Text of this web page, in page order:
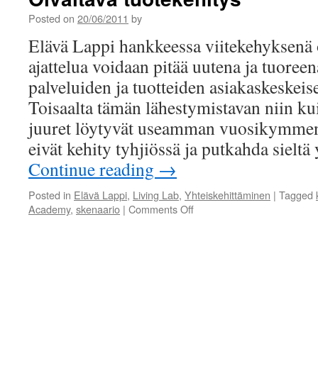
Posted on 20/06/2011 by
Elävä Lappi hankkeessa
ajattelua voidaan pitää uutena ja
palveluiden ja tuotteiden
Toisaalta tämän lähestymistavan niin
juuret löytyvät useamman
eivät kehity tyhjiössä ja putkahda
Continue reading →
Posted in Elävä Lappi, Living Lab, Yhteiskehittäminen | Tagged
Academy, skenaario | Comments Offon